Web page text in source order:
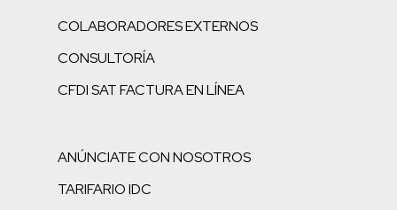
COLABORADORES EXTERNOS
CONSULTORÍA
CFDI SAT FACTURA EN LÍNEA
ANÚNCIATE CON NOSOTROS
TARIFARIO IDC